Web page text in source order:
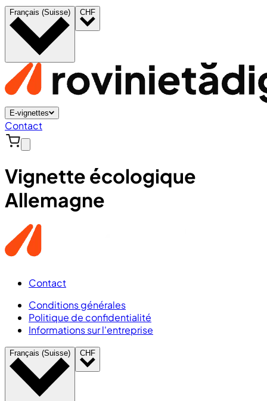
Français (Suisse) CHF
E-vignettes
Contact
Vignette écologique
Allemagne
Contact
Conditions générales
Politique de confidentialité
Informations sur l'entreprise
Français (Suisse) CHF